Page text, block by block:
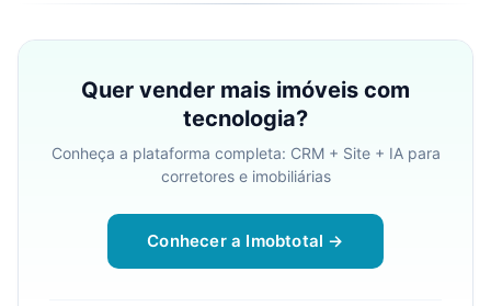
Quer vender mais imóveis com
tecnologia?
Conheça a plataforma completa: CRM + Site + IA para
corretores e imobiliárias
Conhecer a Imobtotal →